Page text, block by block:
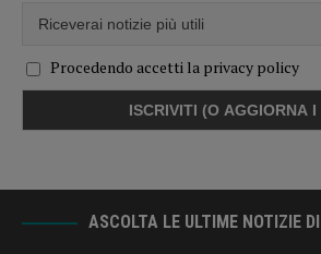
Procedendo accetti la privacy policy
ASCOLTA LE ULTIME NOTIZIE